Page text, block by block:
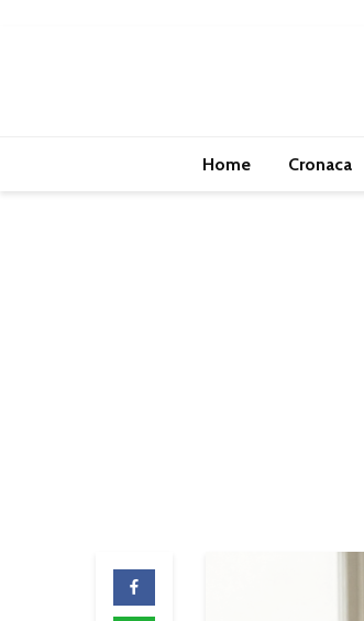
Home Cronaca